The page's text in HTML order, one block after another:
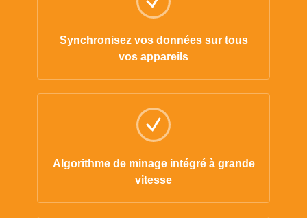
Synchronisez vos données sur tous
vos appareils
Algorithme de minage intégré à grande
vitesse